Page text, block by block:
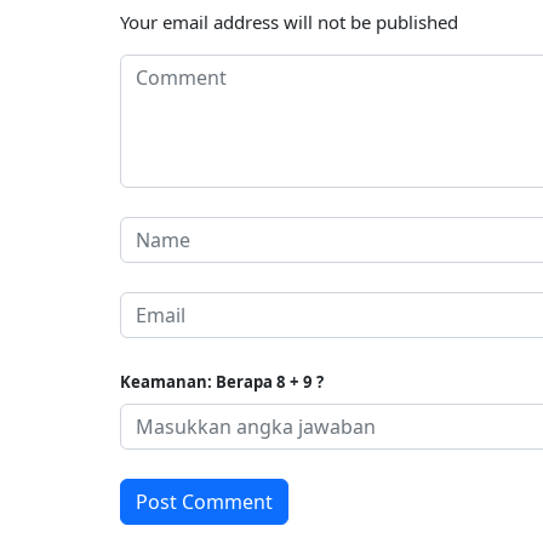
Your email address will not be published
Keamanan: Berapa 8 + 9 ?
Post Comment